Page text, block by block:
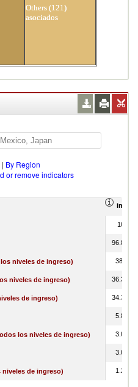
Others (121)
asociados
| By Region
or remove indicators
100
96.86
niveles de ingreso) 38.1
niveles de ingreso) 36.34
de ingreso) 34.31
5.81
los niveles de ingreso) 3.04
3.04
de ingreso) 1.22